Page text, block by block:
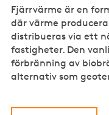
Fjärrvärme är en
där värme
distribueras via ett
fastigheter. Den
förbränning av
alternativ som